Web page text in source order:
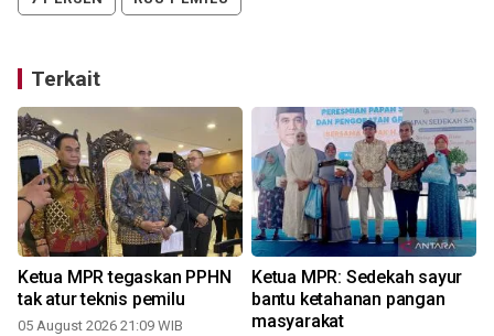
Terkait
Ketua MPR tegaskan PPHN
tak atur teknis pemilu
05 August 2026 21:09 WIB
Ketua MPR: Sedekah sayur
bantu ketahanan pangan
masyarakat